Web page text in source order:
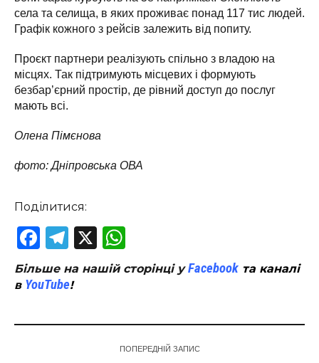
села та селища, в яких проживає понад 117 тис людей.
Графік кожного з рейсів залежить від попиту.
Проєкт партнери реалізують спільно з владою на
місцях. Так підтримують місцевих і формують
безбар’єрний простір, де рівний доступ до послуг
мають всі.
Олена Пімєнова
фото: Дніпровська ОВА
Поділитися:
Facebook
Telegram
X
Більше на нашій сторінці уFacebook та каналі
в YouTube!
ПОПЕРЕДНІЙ ЗАПИС